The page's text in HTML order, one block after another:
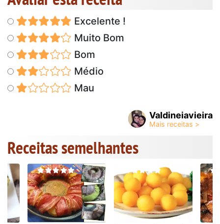
Excelente !
Muito Bom
Bom
Médio
Mau
Valdineiavieira
Receitas semelhantes